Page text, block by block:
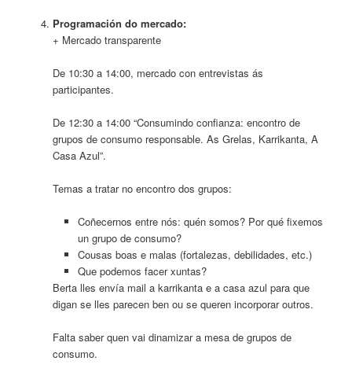
Programación do mercado:
+ Mercado transparente
De 10:30 a 14:00, mercado con entrevistas ás
participantes.
De 12:30 a 14:00 “Consumindo confianza: encontro de
grupos de consumo responsable. As Grelas, Karrikanta, A
Casa Azul”.
Temas a tratar no encontro dos grupos:
Coñecernos entre nós: quén somos? Por qué fixemos
un grupo de consumo?
Cousas boas e malas (fortalezas, debilidades, etc.)
Que podemos facer xuntas?
Berta lles envía mail a karrikanta e a casa azul para que
digan se lles parecen ben ou se queren incorporar outros.
Falta saber quen vai dinamizar a mesa de grupos de
consumo.